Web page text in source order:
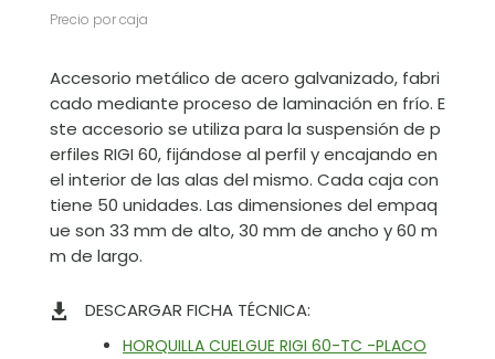
Precio por caja
Accesorio metálico de acero galvanizado, fabri
cado mediante proceso de laminación en frío. E
ste accesorio se utiliza para la suspensión de p
erfiles RIGI 60, fijándose al perfil y encajando en
el interior de las alas del mismo. Cada caja con
tiene 50 unidades. Las dimensiones del empaq
ue son 33 mm de alto, 30 mm de ancho y 60 m
m de largo.
 DESCARGAR FICHA TÉCNICA:
HORQUILLA CUELGUE RIGI 60-TC -PLACO